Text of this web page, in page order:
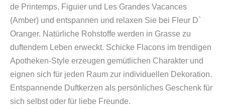
de Printemps, Figuier und Les Grandes Vacances
(Amber) und entspannen und relaxen Sie bei Fleur D`
Oranger. Natürliche Rohstoffe werden in Grasse zu
duftendem Leben erweckt. Schicke Flacons im trendigen
Apotheken-Style erzeugen gemütlichen Charakter und
eignen sich für jeden Raum zur individuellen Dekoration.
Entspannende Duftkerzen als persönliches Geschenk für
sich selbst oder für liebe Freunde.